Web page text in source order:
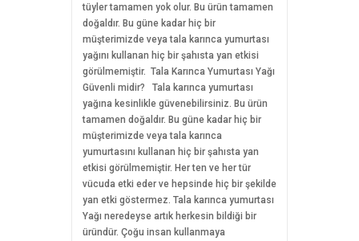
tüyler tamamen yok olur. Bu ürün tamamen
doğaldır. Bu güne kadar hiç bir
müşterimizde veya tala karınca yumurtası
yağını kullanan hiç bir şahısta yan etkisi
görülmemiştir. Tala Karınca Yumurtası Yağı
Güvenli midir? Tala karınca yumurtası
yağına kesinlikle güvenebilirsiniz. Bu ürün
tamamen doğaldır. Bu güne kadar hiç bir
müşterimizde veya tala karınca
yumurtasını kullanan hiç bir şahısta yan
etkisi görülmemiştir. Her ten ve her tür
vücuda etki eder ve hepsinde hiç bir şekilde
yan etki göstermez. Tala karınca yumurtası
Yağı neredeyse artık herkesin bildiği bir
üründür. Çoğu insan kullanmaya